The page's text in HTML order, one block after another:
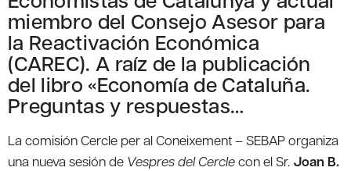
miembro del Consejo Asesor para
la Reactivación Económica
(CAREC). A raíz de la publicación
del libro «Economía de Cataluña.
Preguntas y respuestas…
La comisión Cercle per al Coneixement – SEBAP organiza
una nueva sesión de Vespres del Cerclecon el Sr. Joan B.